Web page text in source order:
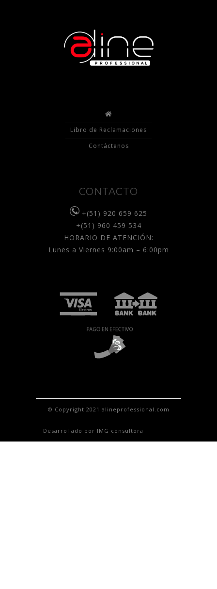
Libro de Reclamaciones
Contáctenos
CONTACTO
+(51) 920 659 625
+(51) 960 459 534
HORARIO DE ATENCIÓN:
Lunes a Viernes 9:00am – 6:00pm
© Copyright 2021 alineprofessional.com
Desarrollado por IMG consultora